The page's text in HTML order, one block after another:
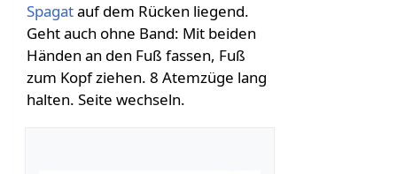
Spagatauf dem Rücken liegend.
Geht auch ohne Band: Mit beiden
Händen an den Fuß fassen, Fuß
zum Kopf ziehen. 8 Atemzüge lang
halten. Seite wechseln.